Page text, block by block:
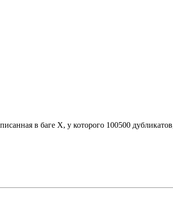
в баге X, у которого 100500